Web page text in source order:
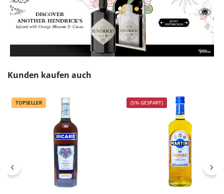
Produktgalerie überspringen
Kunden kaufen auch
TOPSELLER (5% GESPART)